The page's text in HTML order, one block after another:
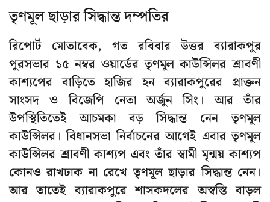
তৃণমূল ছাড়ার সিদ্ধান্ত দম্পতির
রিপোর্ট মোতাবেক, গত রবিবার উত্তর ব্যারাকপুর
পুরসভার ১৫ নম্বর ওয়ার্ডের তৃণমূল কাউন্সিলর শ্রাবণী
কাশ্যপের বাড়িতে হাজির হন ব্যারাকপুরের প্রাক্তন
সাংসদ ও বিজেপি নেতা অর্জুন সিং। আর তাঁর
উপস্থিতিতেই আচমকা বড় সিদ্ধান্ত নেন তৃণমূল
কাউন্সিলর। বিধানসভা নির্বাচনের আগেই এবার তৃণমূল
কাউন্সিলর শ্রাবণী কাশ্যপ এবং তাঁর স্বামী মৃন্ময় কাশ্যপ
কোনও রাখঢাক না রেখে তৃণমূল ছাড়ার সিদ্ধান্ত নেন।
আর তাতেই ব্যারাকপুরে শাসকদলের অস্বস্তি বাড়ল